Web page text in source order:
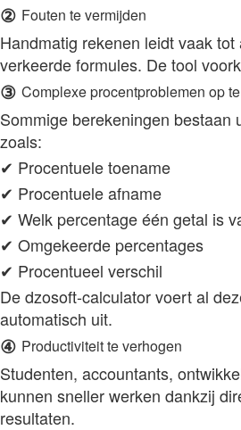
② Fouten te vermijden
Handmatig rekenen leidt vaak
verkeerde formules. De tool
③ Complexe procentproblemen op
Sommige berekeningen bestaan
zoals:
✔ Procentuele toename
✔ Procentuele afname
✔ Welk percentage één getal is
✔ Omgekeerde percentages
✔ Procentueel verschil
De dzosoft‑calculator voert al
automatisch uit.
④ Productiviteit te verhogen
Studenten, accountants,
kunnen sneller werken dankzij
resultaten.